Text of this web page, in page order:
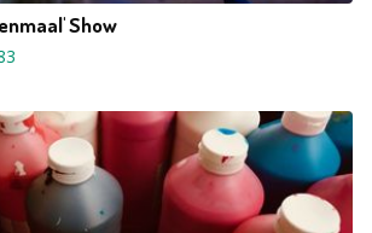
Show